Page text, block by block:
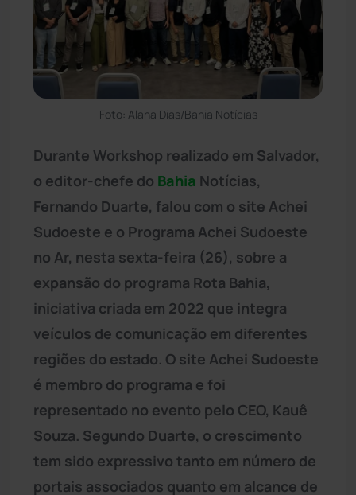
Foto: Alana Dias/Bahia Notícias
Durante Workshop realizado em Salvador,
o editor-chefe do Bahia Notícias,
Fernando Duarte, falou com o site Achei
Sudoeste e o Programa Achei Sudoeste
no Ar, nesta sexta-feira (26), sobre a
expansão do programa Rota Bahia,
iniciativa criada em 2022 que integra
veículos de comunicação em diferentes
regiões do estado. O site Achei Sudoeste
é membro do programa e foi
representado no evento pelo CEO, Kauê
Souza. Segundo Duarte, o crescimento
tem sido expressivo tanto em número de
portais associados quanto em alcance de